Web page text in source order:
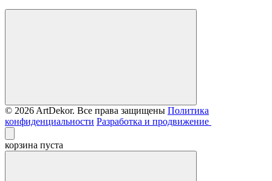
© 2026 ArtDekor. Все права защищены Политика
конфиденциальности Разработка и продвижение
корзина пуста